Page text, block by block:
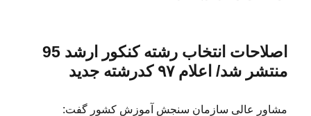
اصلاحات انتخاب رشته کنکور ارشد 95
منتشر شد/ اعلام ۹۷ کدرشته جدید
مشاور عالی سازمان سنجش آموزش کشور گفت: